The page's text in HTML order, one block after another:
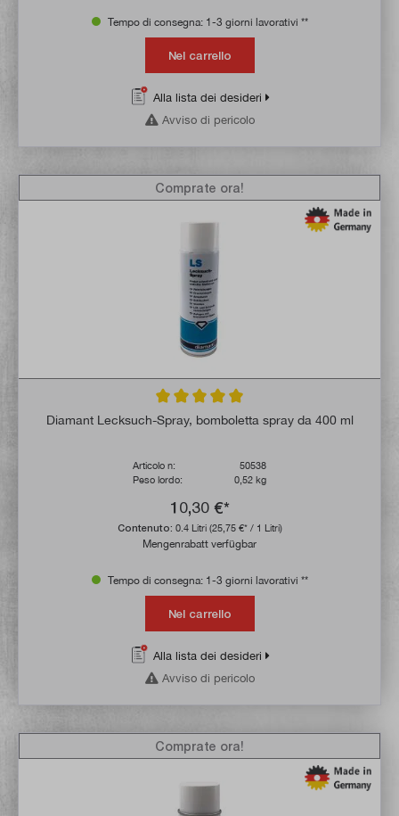
Tempo di consegna: 1-3 giorni lavorativi **
Nel carrello
Alla lista dei desideri
Avviso di pericolo
Valutazione media di 5 su 5 stelle
Diamant Lecksuch-Spray, bomboletta spray da 400 ml
Articolo n:
50538
Peso lordo:
0,52 kg
10,30 €*
Contenuto: 0.4 Litri (25,75 €* / 1 Litri)
Mengenrabatt verfügbar
Comprate ora!
Tempo di consegna: 1-3 giorni lavorativi **
Nel carrello
Alla lista dei desideri
Avviso di pericolo
Comprate ora!